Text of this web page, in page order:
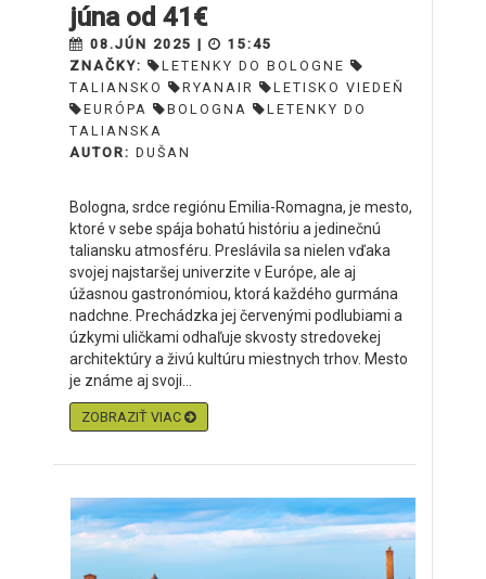
júna od 41€
08.JÚN 2025 |
15:45
ZNAČKY:
LETENKY DO BOLOGNE
TALIANSKO
RYANAIR
LETISKO VIEDEŇ
EURÓPA
BOLOGNA
LETENKY DO
TALIANSKA
AUTOR: DUŠAN
Bologna, srdce regiónu Emilia-Romagna, je mesto,
ktoré v sebe spája bohatú históriu a jedinečnú
taliansku atmosféru. Preslávila sa nielen vďaka
svojej najstaršej univerzite v Európe, ale aj
úžasnou gastronómiou, ktorá každého gurmána
nadchne. Prechádzka jej červenými podlubiami a
úzkymi uličkami odhaľuje skvosty stredovekej
architektúry a živú kultúru miestnych trhov. Mesto
je známe aj svoji...
ZOBRAZIŤ VIAC